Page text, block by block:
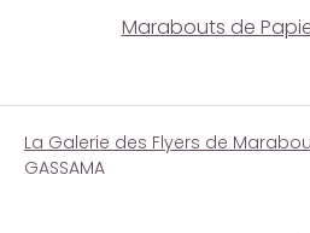
Marabouts de
La Galerie des Flyers de
GASSAMA